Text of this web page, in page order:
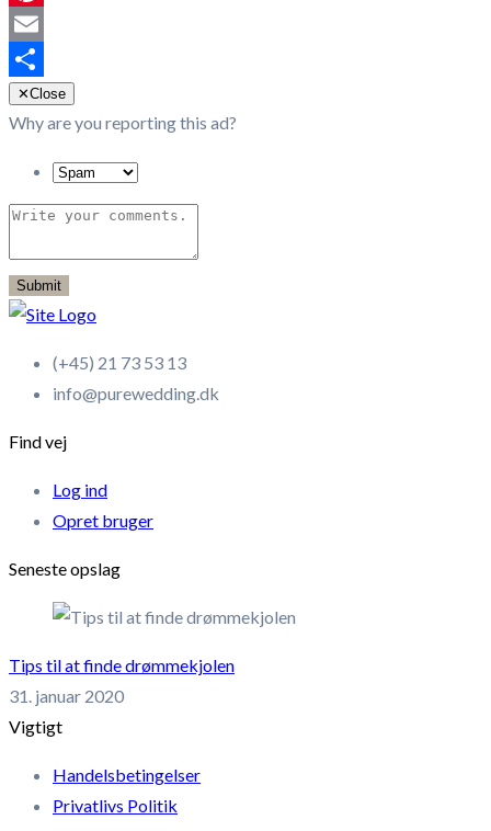
Pinterest
Email
Share
✕Close
Why are you reporting this ad?
Submit
(+45) 21 73 53 13
info@purewedding.dk
Find vej
Log ind
Opret bruger
Seneste opslag
Tips til at finde drømmekjolen
31. januar 2020
Vigtigt
Handelsbetingelser
Privatlivs Politik